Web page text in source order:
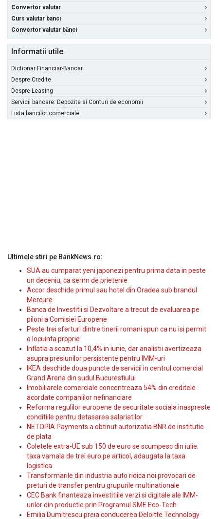
Convertor valutar
Curs valutar banci
Convertor valutar bănci
Informatii utile
Dictionar Financiar-Bancar
Despre Credite
Despre Leasing
Servicii bancare: Depozite si Conturi de economii
Lista bancilor comerciale
Ultimele stiri pe BankNews.ro:
SUA au cumparat yeni japonezi pentru prima data in peste
un deceniu, ca semn de prietenie
Accor deschide primul sau hotel din Oradea sub brandul
Mercure
Banca de Investitii si Dezvoltare a trecut de evaluarea pe
piloni a Comisiei Europene
Peste trei sferturi dintre tinerii romani spun ca nu isi permit
o locuinta proprie
Inflatia a scazut la 10,4% in iunie, dar analistii avertizeaza
asupra presiunilor persistente pentru IMM-uri
IKEA deschide doua puncte de servicii in centrul comercial
Grand Arena din sudul Bucurestiului
Imobiliarele comerciale concentreaza 54% din creditele
acordate companiilor nefinanciare
Reforma regulilor europene de securitate sociala inaspreste
conditiile pentru detasarea salariatilor
NETOPIA Payments a obtinut autorizatia BNR de institutie
de plata
Coletele extra-UE sub 150 de euro se scumpesc din iulie:
taxa vamala de trei euro pe articol, adaugata la taxa
logistica
Transformarile din industria auto ridica noi provocari de
preturi de transfer pentru grupurile multinationale
CEC Bank finanteaza investitiile verzi si digitale ale IMM-
urilor din productie prin Programul SME Eco-Tech
Emilia Dumitrescu preia conducerea Deloitte Technology